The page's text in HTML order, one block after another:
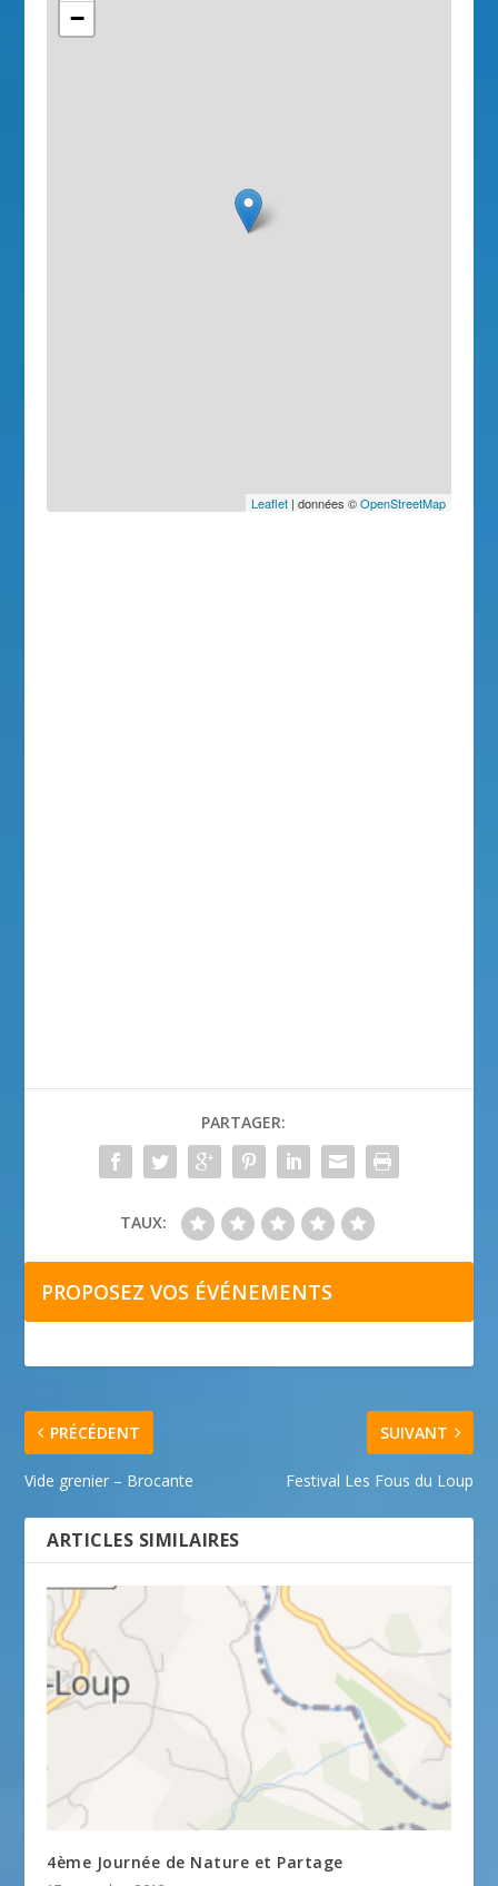
−
Leaflet| données ©OpenStreetMap
PARTAGER:
TAUX:
PROPOSEZ VOS ÉVÉNEMENTS
PRÉCÉDENT
Vide grenier – Brocante
SUIVANT
Festival Les Fous du Loup
ARTICLES SIMILAIRES
4ème Journée de Nature et Partage